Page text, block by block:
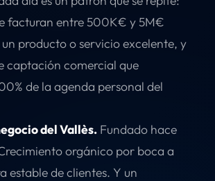
facturan entre 500K€ y 5M€
producto o servicio excelente, y
captación comercial que
de la agenda personal del
del Vallès. Fundado hace
orgánico por boca a
estable de clientes. Y un